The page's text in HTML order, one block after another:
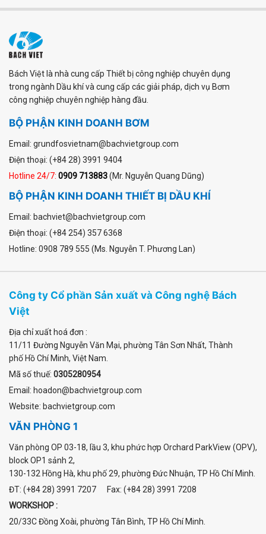
Bách Việt là nhà cung cấp Thiết bị công nghiệp chuyên dụng
trong ngành Dầu khí và cung cấp các giải pháp, dịch vụ Bơm
công nghiệp chuyên nghiệp hàng đầu.
BỘ PHẬN KINH DOANH BƠM
Email: grundfosvietnam@bachvietgroup.com
Điện thoại: (+84 28) 3991 9404
Hotline 24/7: 0909 713883(Mr. Nguyễn Quang Dũng)
BỘ PHẬN KINH DOANH THIẾT BỊ DẦU KHÍ
Email: bachviet@bachvietgroup.com
Điện thoại: (+84 254) 357 6368
Hotline: 0908 789 555 (Ms. Nguyễn T. Phương Lan)
Công ty Cổ phần Sản xuất và Công nghệ Bách
Việt
Địa chỉ xuất hoá đơn :
11/11 Đường Nguyễn Văn Mại, phường Tân Sơn Nhất, Thành
phố Hồ Chí Minh, Việt Nam.
Mã số thuế: 0305280954
Email: hoadon@bachvietgroup.com
Website: bachvietgroup.com
VĂN PHÒNG 1
Văn phòng OP 03-18, lầu 3, khu phức hợp Orchard ParkView (OPV),
block OP1 sảnh 2,
130-132 Hồng Hà, khu phố 29, phường Đức Nhuận, TP Hồ Chí Minh.
ĐT: (+84 28) 3991 7207 Fax: (+84 28) 3991 7208
WORKSHOP :
20/33C Đồng Xoài, phường Tân Bình, TP Hồ Chí Minh.